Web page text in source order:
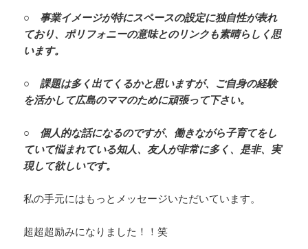
○ 事業イメージが特にスペースの設定に独自性が表れ
ており、ポリフォニーの意味とのリンクも素晴らしく思
います。
○ 課題は多く出てくるかと思いますが、ご自身の経験
を活かして広島のママのために頑張って下さい。
○ 個人的な話になるのですが、働きながら子育てをし
ていて悩まれている知人、友人が非常に多く、是非、実
現して欲しいです。
私の手元にはもっとメッセージいただいています。
超超超励みになりました！！笑